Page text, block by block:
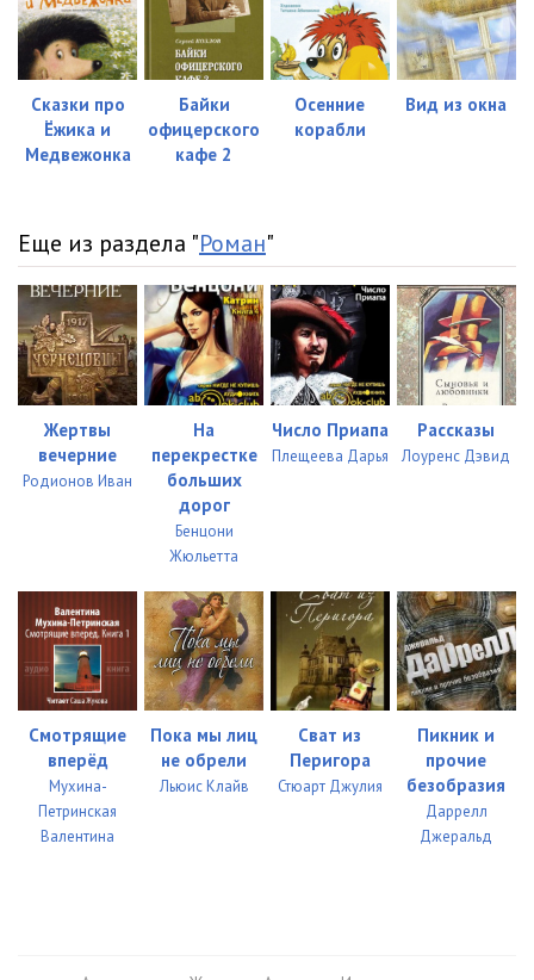
Сказки про
Ёжика и
Медвежонка
Байки
офицерского
кафе 2
Осенние
корабли
Вид из окна
Еще из раздела "Роман"
Жертвы
вечерние
Родионов Иван
На
перекрестке
больших
дорог
Бенцони
Жюльетта
Число Приапа
Плещеева Дарья
Рассказы
Лоуренс Дэвид
Смотрящие
вперёд
Мухина-
Петринская
Валентина
Пока мы лиц
не обрели
Льюис Клайв
Сват из
Перигора
Стюарт Джулия
Пикник и
прочие
безобразия
Даррелл
Джеральд